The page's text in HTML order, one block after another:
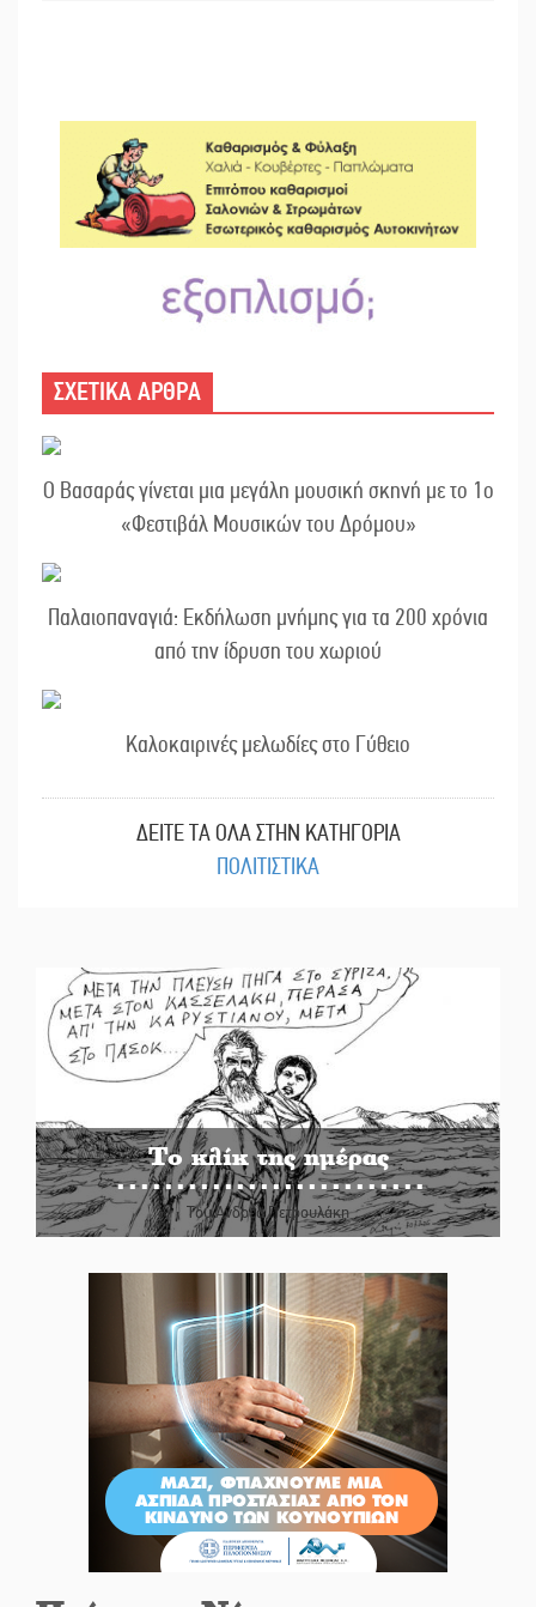
ΣΧΕΤΙΚΑ ΑΡΘΡΑ
Ο Βασαράς γίνεται μια μεγάλη μουσική σκηνή με το 1ο
«Φεστιβάλ Μουσικών του Δρόμου»
Παλαιοπαναγιά: Εκδήλωση μνήμης για τα 200 χρόνια
από την ίδρυση του χωριού
Καλοκαιρινές μελωδίες στο Γύθειο
ΔΕΙΤΕ ΤΑ ΟΛΑ ΣΤΗΝ ΚΑΤΗΓΟΡΙΑ
ΠΟΛΙΤΙΣΤΙΚΑ
Το κλίκ της ημέρας
Του Ανδρέα Πετρουλάκη